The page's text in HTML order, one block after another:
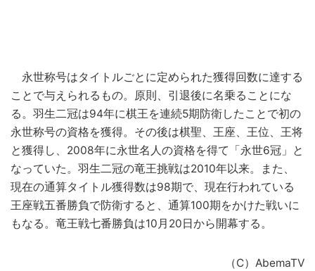
永世称号はタイトルごとに定められた獲得回数に達する
ことで与えられるもの。原則、引退後に名乗ることにな
る。羽生二冠は94年に棋王を連続5期防衛したことで初の
永世称号の資格を獲得。その後は棋聖、王座、王位、王将
と獲得し、2008年に永世名人の資格を得て「永世6冠」と
なっていた。羽生二冠の竜王挑戦は2010年以来。また、
現在の通算タイトル獲得数は98期で、現在行われている
王座戦五番勝負で防衛すると、通算100期をかけた戦いに
もなる。竜王戦七番勝負は10月20日から開幕する。
（C）AbemaTV